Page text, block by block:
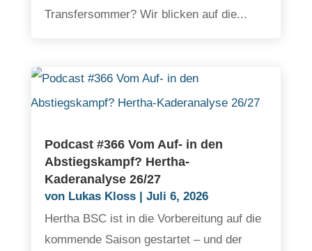
Transfersommer? Wir blicken auf die...
Podcast #366 Vom Auf- in den
Abstiegskampf? Hertha-
Kaderanalyse 26/27
von Lukas Kloss| Juli 6, 2026
Hertha BSC ist in die Vorbereitung auf die
kommende Saison gestartet – und der